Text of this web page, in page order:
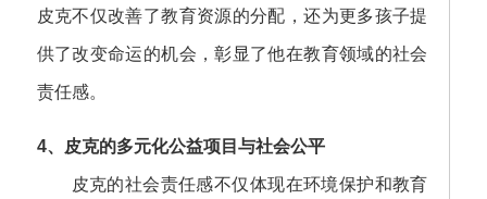
皮克不仅改善了教育资源的分配，还为更多孩子提
供了改变命运的机会，彰显了他在教育领域的社会
责任感。
4、皮克的多元化公益项目与社会公平
皮克的社会责任感不仅体现在环境保护和教育